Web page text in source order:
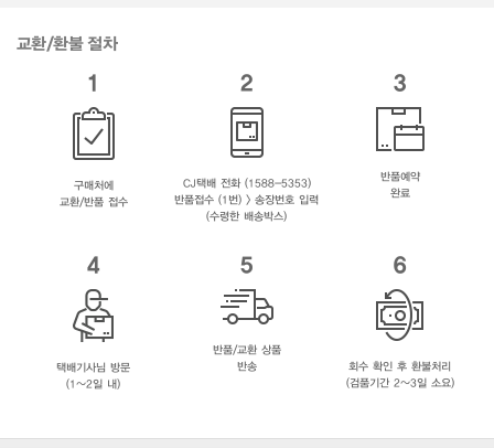
교환/환불 절차
1
구매처에
교환/반품 접수
2
CJ택배 전화 (1588-5353)
반품접수 (1번) > 송장번호 입력
(수령한 배송박스)
3
반품예약
완료
4
택배기사님 방문
(1~2일 내)
5
반품/교환 상품
반송
6
회수 확인 후 환불처리
(검품기간 2~3일 소요)